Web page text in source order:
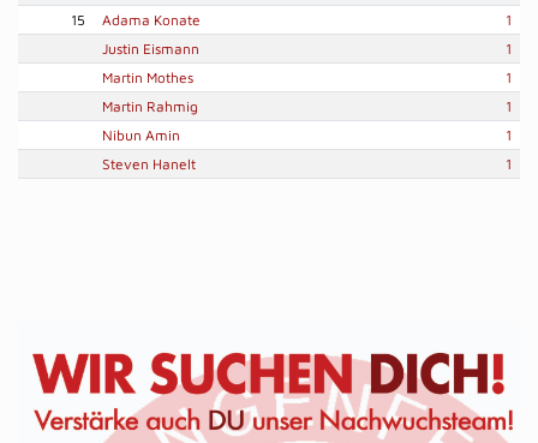
15
Adama Konate
1
Justin Eismann
1
Martin Mothes
1
Martin Rahmig
1
Nibun Amin
1
Steven Hanelt
1